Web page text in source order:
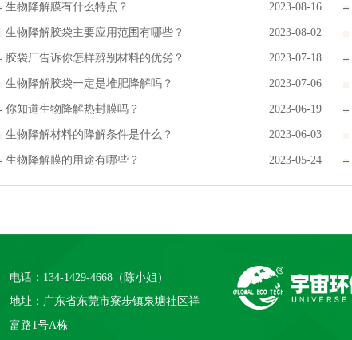
2023-08-16
生物降解膜有什么特点？
2023-08-02
生物降解胶袋主要应用范围有哪些？
2023-07-18
胶袋厂告诉你怎样辨别材料的优劣？
2023-07-06
生物降解胶袋一定是堆肥降解吗？
2023-06-19
你知道生物降解热封膜吗？
2023-06-03
生物降解材料的降解条件是什么？
2023-05-24
生物降解膜的用途有哪些？
电话：134-1429-4668（陈小姐）
地址：广东省东莞市寮步镇泉塘社区祥
富路1号A栋